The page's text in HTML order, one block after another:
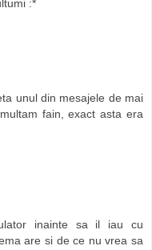
:*
unul din mesajele de mai
fain, exact asta era
inainte sa il iau cu
are si de ce nu vrea sa